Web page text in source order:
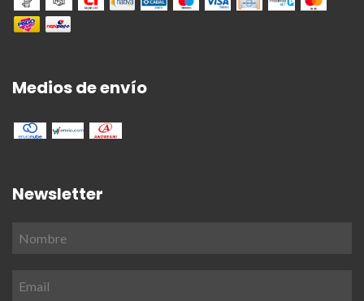
Medios de envío
Newsletter